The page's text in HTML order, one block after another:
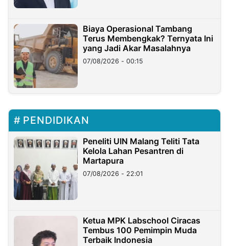
Biaya Operasional Tambang
Terus Membengkak? Ternyata Ini
yang Jadi Akar Masalahnya
07/08/2026 - 00:15
PENDIDIKAN
Peneliti UIN Malang Teliti Tata
Kelola Lahan Pesantren di
Martapura
07/08/2026 - 22:01
Ketua MPK Labschool Ciracas
Tembus 100 Pemimpin Muda
Terbaik Indonesia